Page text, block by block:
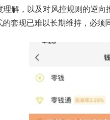
理解，以及对风控规则的逆
套现已难以长期维持，必须